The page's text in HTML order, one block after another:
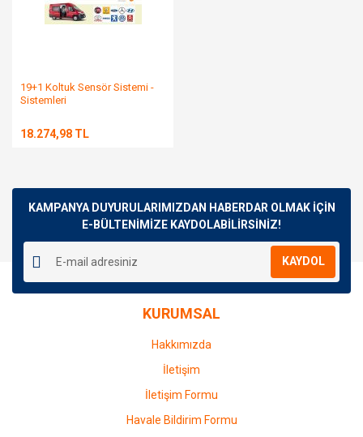
19+1 Koltuk Sensör Sistemi -
Sistemleri
18.274,98 TL
KAMPANYA DUYURULARIMIZDAN HABERDAR OLMAK İÇİN
E-BÜLTENİMİZE KAYDOLABİLİRSİNİZ!
KAYDOL
KURUMSAL
Hakkımızda
İletişim
İletişim Formu
Havale Bildirim Formu